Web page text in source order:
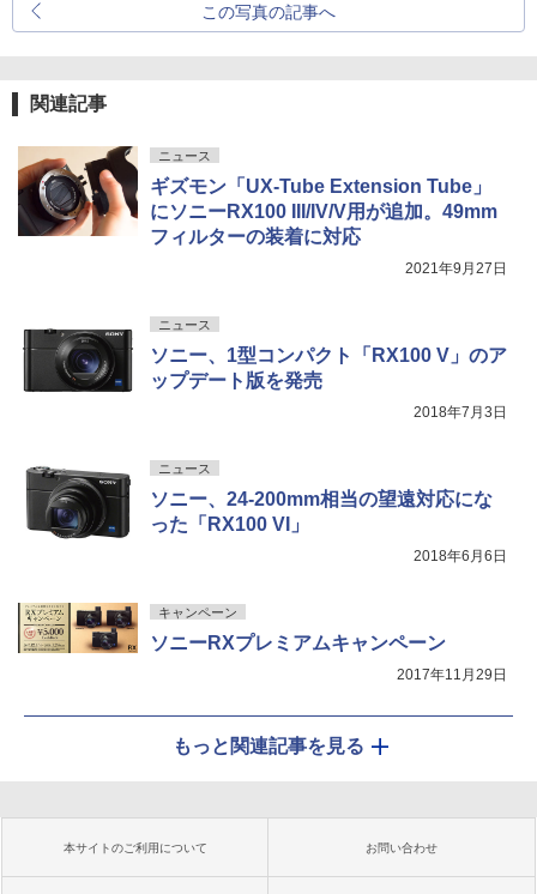
この写真の記事へ
関連記事
ニュース
ギズモン「UX-Tube Extension Tube」
にソニーRX100 III/IV/V用が追加。49mm
フィルターの装着に対応
2021年9月27日
ニュース
ソニー、1型コンパクト「RX100 V」のア
ップデート版を発売
2018年7月3日
ニュース
ソニー、24-200mm相当の望遠対応にな
った「RX100 VI」
2018年6月6日
キャンペーン
ソニーRXプレミアムキャンペーン
2017年11月29日
もっと関連記事を見る
本サイトのご利用について お問い合わせ